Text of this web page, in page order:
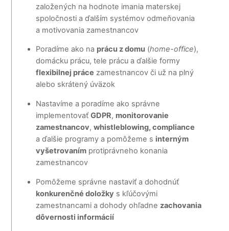
založených na hodnote imania materskej
spoločnosti a ďalším systémov odmeňovania
a motivovania zamestnancov
Poradíme ako na prácu z domu(home-office),
domácku prácu, tele prácu a ďalšie formy
flexibilnej práce zamestnancov či už na plný
alebo skrátený úväzok
Nastavíme a poradíme ako správne
implementovať GDPR, monitorovanie
zamestnancov, whistleblowing, compliance
a ďalšie programy a pomôžeme s interným
vyšetrovanímprotiprávneho konania
zamestnancov
Pomôžeme správne nastaviť a dohodnúť
konkurenčné doložky s kľúčovými
zamestnancami a dohody ohľadne zachovania
dôvernosti informácií